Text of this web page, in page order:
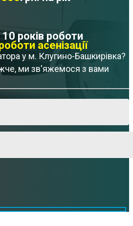
10 років роботи
асенізації
у м. Клугино-Башкирівка?
ми зв'яжемося з вами